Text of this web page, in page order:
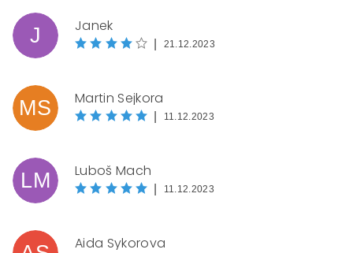
J Janek
21.12.2023
MS Martin Sejkora
11.12.2023
LM Luboš Mach
11.12.2023
Aida Sykorova